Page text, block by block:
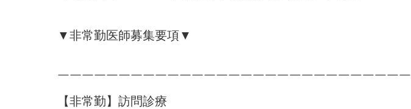
▼非常勤医師募集要項▼
￣￣￣￣￣￣￣￣￣￣￣￣￣￣￣￣￣￣￣￣￣￣￣￣￣￣￣￣￣
【非常勤】訪問診療